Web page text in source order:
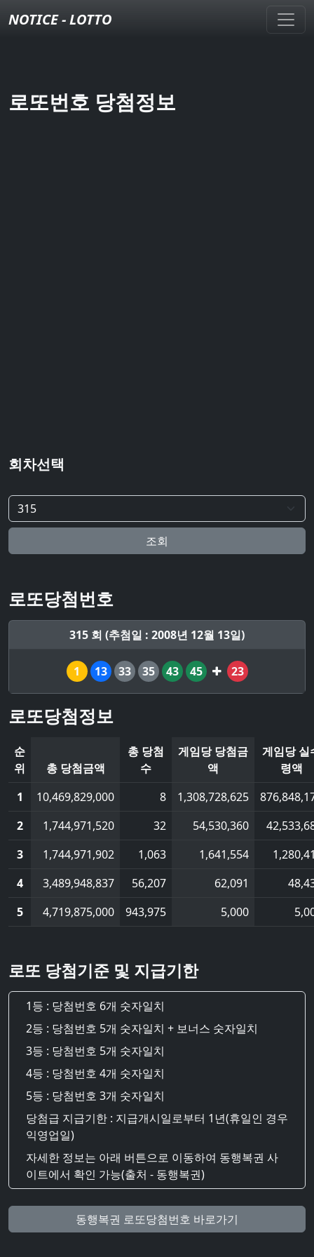
NOTICE - LOTTO
로또번호 당첨정보
회차선택
조회
로또당첨번호
315 회 (추첨일 : 2008년 12월 13일)
1 13 33 35 43 45 23
로또당첨정보
순
위
총 당첨금액
총 당첨
수
게임당 당첨금
액
게임당 실
령액
1
10,469,829,000 8 1,308,728,625
2
1,744,971,520 32 54,530,360
3
1,744,971,902 1,063 1,641,554
4
3,489,948,837 56,207 62,091
5
4,719,875,000 943,975 5,000
로또 당첨기준 및 지급기한
1등 : 당첨번호 6개 숫자일치
2등 : 당첨번호 5개 숫자일치 + 보너스 숫자일치
3등 : 당첨번호 5개 숫자일치
4등 : 당첨번호 4개 숫자일치
5등 : 당첨번호 3개 숫자일치
당첨급 지급기한 : 지급개시일로부터 1년(휴일인 경우
익영업일)
자세한 정보는 아래 버튼으로 이동하여 동행복권 사
이트에서 확인 가능(출처 - 동행복권)
동행복권 로또당첨번호 바로가기